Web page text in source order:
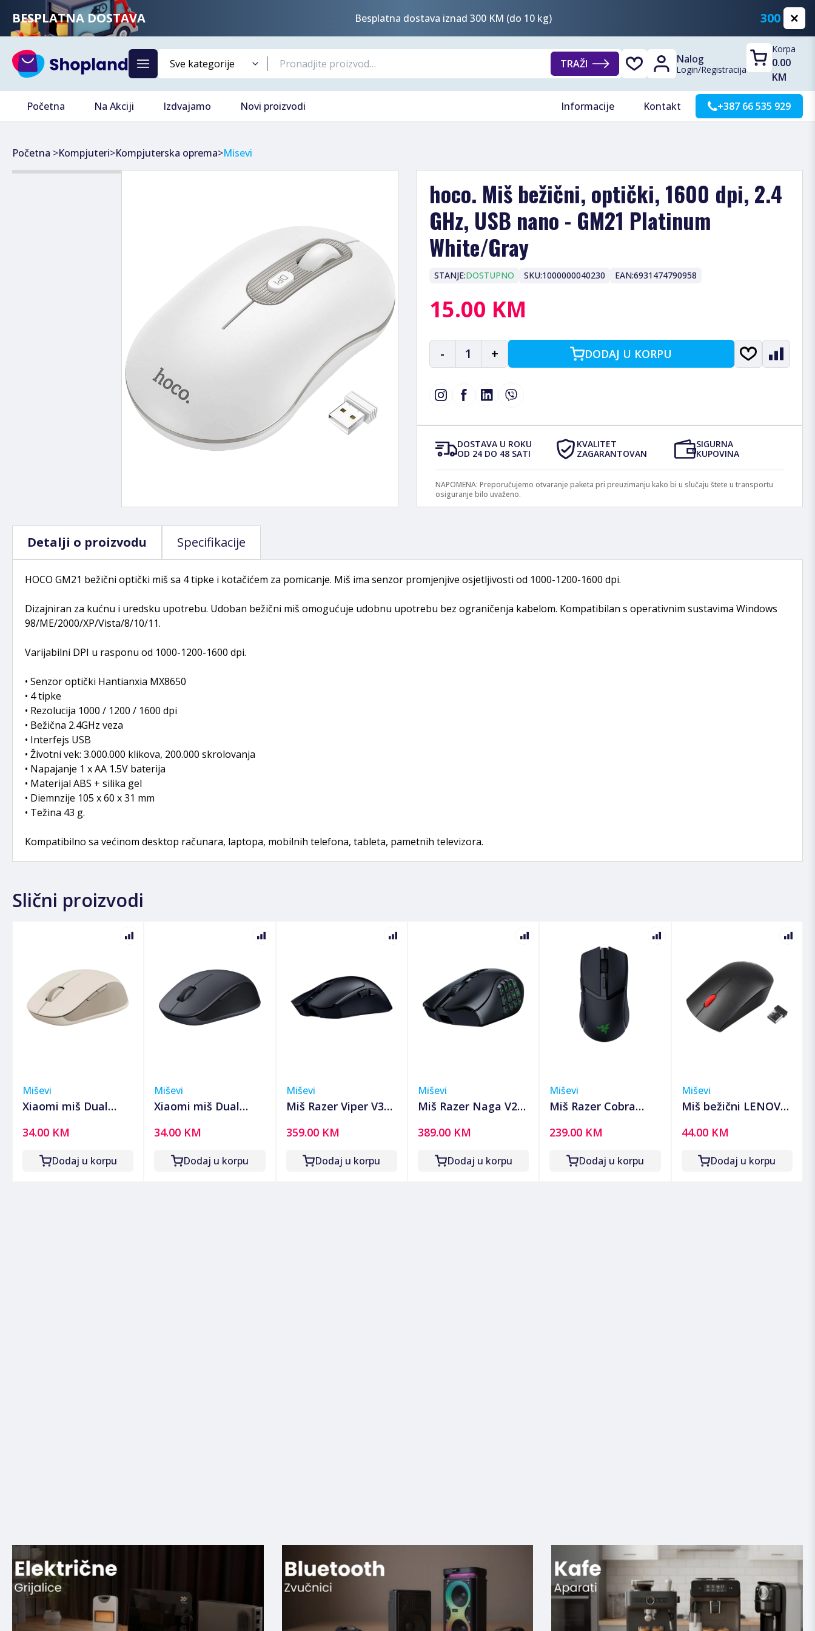
BESPLATNA DOSTAVA Besplatna dostava iznad 300 KM (do 10 kg) 300 KM
TRAŽI Nalog
Login/Registracija
Korpa
0.00
KM
Početna Na Akciji Izdvajamo Novi proizvodi Informacije Kontakt +387 66 535 929
Početna >Kompjuteri>Kompjuterska oprema>Misevi
hoco. Miš bežični, optički, 1600 dpi, 2.4
GHz, USB nano - GM21 Platinum
White/Gray
STANJE:DOSTUPNO SKU:1000000040230 EAN:6931474790958
15.00 KM
- 1 + DODAJ U KORPU
DOSTAVA U ROKU
OD 24 DO 48 SATI
KVALITET
ZAGARANTOVAN
SIGURNA
KUPOVINA
NAPOMENA: Preporučujemo otvaranje paketa pri preuzimanju kako bi u slučaju štete u transportu
osiguranje bilo uvaženo.
Detalji o proizvodu Specifikacije
HOCO GM21 bežični optički miš sa 4 tipke i kotačićem za pomicanje. Miš ima senzor promjenjive osjetljivosti od 1000-1200-1600 dpi.
Dizajniran za kućnu i uredsku upotrebu. Udoban bežični miš omogućuje udobnu upotrebu bez ograničenja kabelom. Kompatibilan s operativnim sustavima Windows
98/ME/2000/XP/Vista/8/10/11.
Varijabilni DPI u rasponu od 1000-1200-1600 dpi.
• Senzor optički Hantianxia MX8650
• 4 tipke
• Rezolucija 1000 / 1200 / 1600 dpi
• Bežična 2.4GHz veza
• Interfejs USB
• Životni vek: 3.000.000 klikova, 200.000 skrolovanja
• Napajanje 1 x AA 1.5V baterija
• Materijal ABS + silika gel
• Diemnzije 105 x 60 x 31 mm
• Težina 43 g.
Kompatibilno sa većinom desktop računara, laptopa, mobilnih telefona, tableta, pametnih televizora.
Slični proizvodi
Miševi
Xiaomi miš Dual
BHR8849GL
34.00 KM
Dodaj u korpu
Miševi
Xiaomi miš Dual
BHR8850GL
34.00 KM
Dodaj u korpu
Miševi
Miš Razer Viper V3
Esports Gaming
Mouse - EU
359.00 KM
Dodaj u korpu
Miševi
Miš Razer Naga V2
Gaming Mouse - EU
Packaging, RZ01-
389.00 KM
Dodaj u korpu
Miševi
Miš Razer Cobra
Wireless Gaming
Mouse - EU
239.00 KM
Dodaj u korpu
Miševi
Miš bežični LENOVO
Mouse, 4X30M56887
44.00 KM
Dodaj u korpu